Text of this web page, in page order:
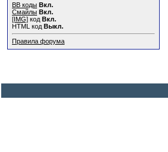
BB коды Вкл.
Смайлы Вкл.
[IMG] код Вкл.
HTML код Выкл.
Правила форума